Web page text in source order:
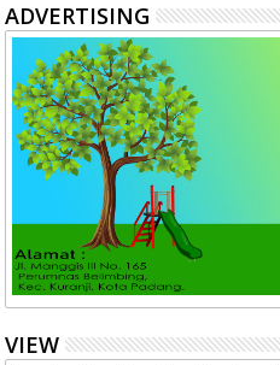
ADVERTISING
VIEW